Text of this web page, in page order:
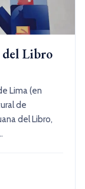
del Libro
Lima (en
de
del Libro,